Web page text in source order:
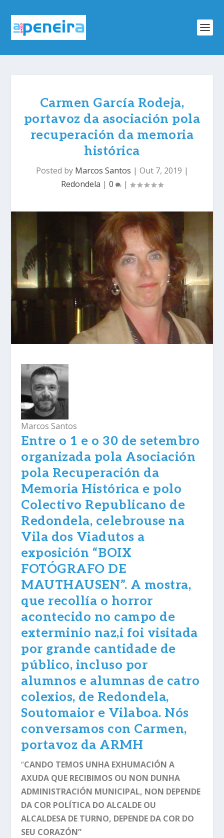
Carmen García Rodeja,
portavoz da asociación pola
recuperación da memoria
histórica
Posted by Marcos Santos | Out 7, 2019 |
Redondela | 0 |
Marcos Santos
Entre o 1 e o 30 de setembro
organizada pola Asociación
pola Recuperación da
Memoria Histórica e polo
Colectivo Republicano de
Redondela, celebrouse na
Vila dos Viadutos a
exposición “BOIX
FOTÓGRAFO DE
MAUTHAUSEN”. A mostra,
que recollía o horror
acontecido no campo de
exterminio naz,i foi visitada
por grande cantidade de
público, incluso por
alumnos e alumnas de catro
colexios, de Redondela,
Soutomaior e Vilaboa. Nós
conversamos con Carmen,
portavoz da ARMH
“CANDO TEMOS UNHA EXHUMACIÓN A
AXUDA QUE RECIBIMOS OU NON DUNHA
ADMINISTRACIÓN MUNICIPAL, NON DEPENDE
DA COR POLÍTICA DO ALCALDE OU
ALCALDESA DE TURNO, DEPENDE DA COR DO
SEU CORAZÓN”